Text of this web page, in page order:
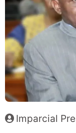
Imparcial